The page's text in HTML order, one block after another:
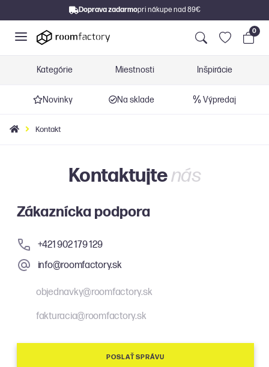
Doprava zadarmopri nákupe nad 89€
0
Kategórie Miestnosti Inšpirácie
Novinky Na sklade Výpredaj
Kontakt
Kontaktujtenás
Zákaznícka podpora
+421 902 179 129
info@roomfactory.sk
objednavky@roomfactory.sk
fakturacia@roomfactory.sk
POSLAŤ SPRÁVU